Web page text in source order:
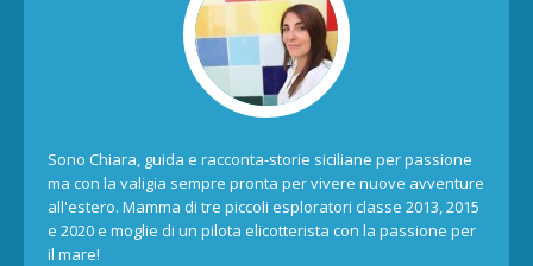
Sono Chiara, guida e racconta-storie siciliane per passione
ma con la valigia sempre pronta per vivere nuove avventure
all'estero. Mamma di tre piccoli esploratori classe 2013, 2015
e 2020 e moglie di un pilota elicotterista con la passione per
il mare!